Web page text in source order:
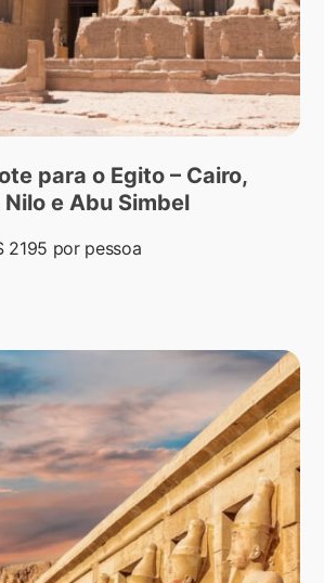
para o Egito – Cairo,
e Abu Simbel
2195 por pessoa